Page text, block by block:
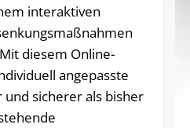
interaktiven
diesem Online-
angepasste
sicherer als bisher